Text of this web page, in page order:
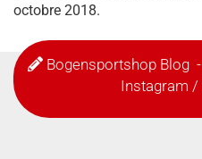
octobre 2018.
Bogensportshop Blog-
Instagram /